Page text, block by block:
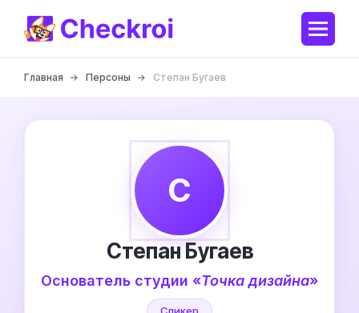
Главная Персоны Степан Бугаев
С
Степан Бугаев
Основатель студии «Точка дизайна»